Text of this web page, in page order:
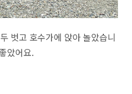
벗고 호수가에 앉아 놀았습니
았어요.